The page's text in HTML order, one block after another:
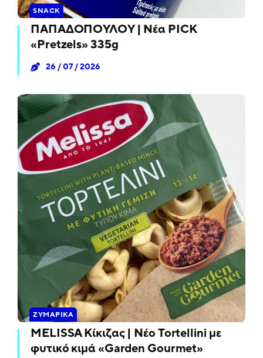
SNACK
ΠΑΠΑΔΟΠΟΥΛΟΥ | Νέα PICK
«Pretzels» 335g
26 / 07 / 2026
ΖΥΜΑΡΙΚΆ
MELISSA Κίκιζας | Νέο Tortellini με
φυτικό κιμά «Garden Gourmet»